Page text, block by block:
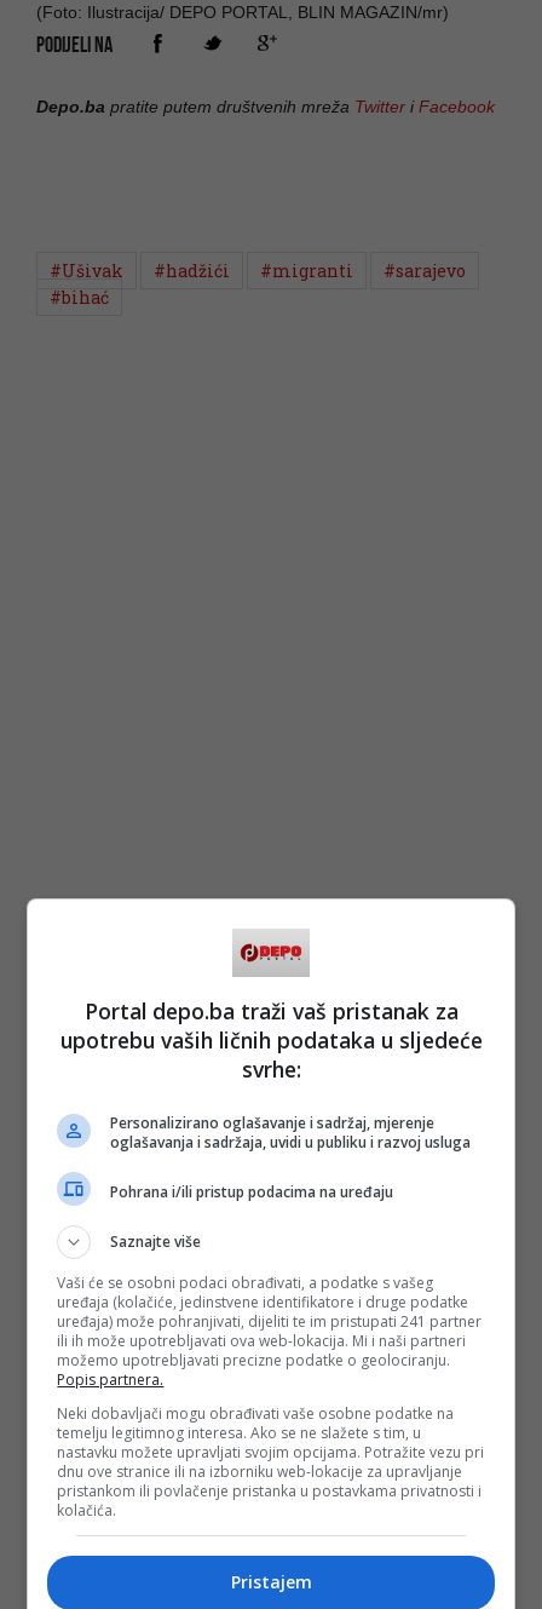
(Foto: Ilustracija/ DEPO PORTAL, BLIN MAGAZIN/mr)
PODIJELI NA
Depo.ba pratite putem društvenih mreža Twitter iFacebook
#Ušivak #hadžići #migranti
#sarajevo
#bihać
Portal depo.ba traži vaš pristanak za
upotrebu vaših ličnih podataka u sljedeće
svrhe:
Personalizirano oglašavanje i sadržaj, mjerenje
oglašavanja i sadržaja, uvidi u publiku i razvoj usluga
Pohrana i/ili pristup podacima na uređaju
Saznajte više
Vaši će se osobni podaci obrađivati, a podatke s vašeg
uređaja (kolačiće, jedinstvene identifikatore i druge podatke
uređaja) može pohranjivati, dijeliti te im pristupati 241 partner
ili ih može upotrebljavati ova web-lokacija. Mi i naši partneri
možemo upotrebljavati precizne podatke o geolociranju.
Popis partnera.
Neki dobavljači mogu obrađivati vaše osobne podatke na
temelju legitimnog interesa. Ako se ne slažete s tim, u
nastavku možete upravljati svojim opcijama. Potražite vezu pri
dnu ove stranice ili na izborniku web-lokacije za upravljanje
pristankom ili povlačenje pristanka u postavkama privatnosti i
kolačića.
Pristajem